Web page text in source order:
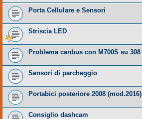
Porta Cellulare e Sensori
Striscia LED
Problema canbus con M700S su 308
Sensori di parcheggio
Portabici posteriore 2008 (mod.2016)
Consiglio dashcam